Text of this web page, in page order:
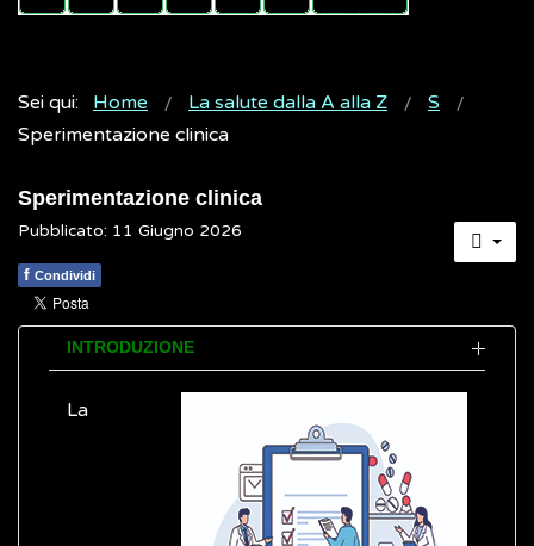
Sei qui: Home La salute dalla A alla Z
S
Sperimentazione clinica
Sperimentazione clinica
Pubblicato: 11 Giugno 2026
f Condividi
INTRODUZIONE
La